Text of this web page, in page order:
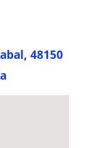
48150